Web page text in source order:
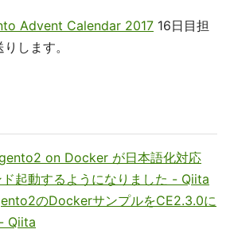
Advent Calendar 2017 16日目担
します。
on Docker が日本語化対応
起動するようになりました - Qiita
のDockerサンプルをCE2.3.0に
Qiita